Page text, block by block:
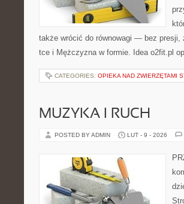
także wrócić do równowagi — bez presji,
tce i Mężczyzna w formie. Idea o2fit.pl
CATEGORIES: OPIEKA NAD ZWIERZĘTAMI
MUZYKA I RUCH
POSTED BY ADMIN LUT - 9 - 2026